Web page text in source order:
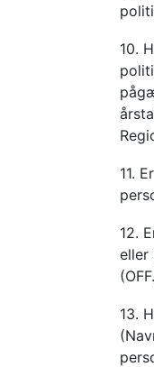
10.
11.
12.
eller
13.